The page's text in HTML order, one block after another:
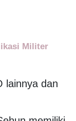
Militer
lainnya dan